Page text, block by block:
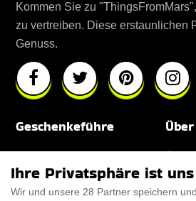
Kommen Sie zu
zu vertreiben. Diese erstaunlichen
Genuss.
Geschenkeführe
Ihre Privatsphäre ist
Wir und unsere 28 Partner speichern